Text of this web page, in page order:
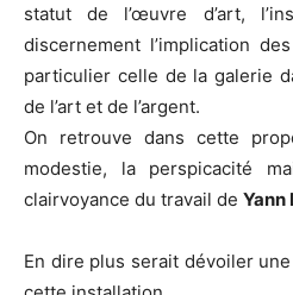
statut de l’œuvre d’art,
discernement l’implication
particulier celle de la galerie
de l’art et de l’argent.
On retrouve dans cette
modestie, la perspicacité
clairvoyance du travail de Yann
En dire plus serait dévoiler